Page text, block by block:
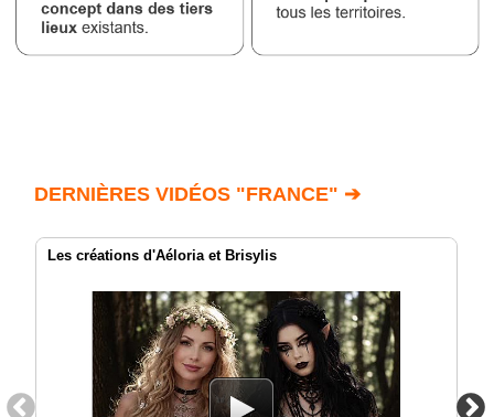
DERNIÈRES VIDÉOS "FRANCE" ➔
Les créations d'Aéloria et Brisylis